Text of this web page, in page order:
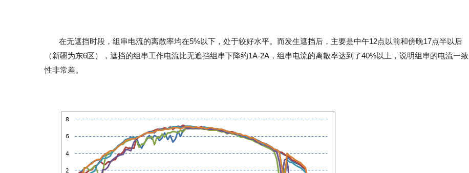
在无遮挡时段，组串电流的离散率均在5%以下，处于较好水平。而发生遮挡后，主要是中午12点以前和傍晚17点半以后
（新疆为东6区），遮挡的组串工作电流比无遮挡组串下降约1A-2A，组串电流的离散率达到了40%以上，说明组串的电流一致
性非常差。